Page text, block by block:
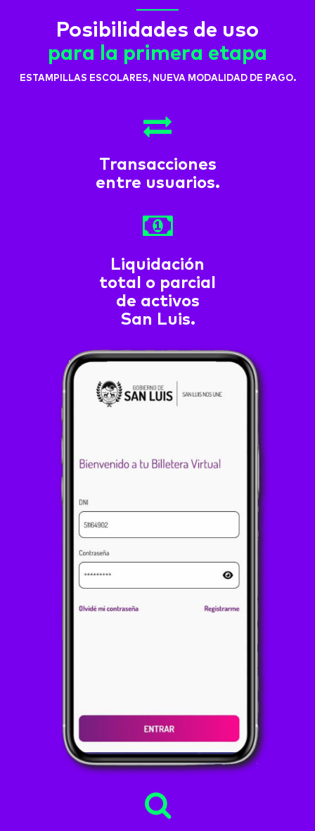
Posibilidades de uso
para la primera etapa
ESTAMPILLAS ESCOLARES, NUEVA MODALIDAD DE PAGO.
Transacciones
entre usuarios.
Liquidación
total o parcial
de activos
San Luis.